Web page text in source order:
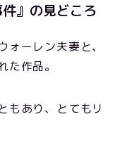
』の見どころ
ーレン夫妻と、
作品。
もあり、とてもリ